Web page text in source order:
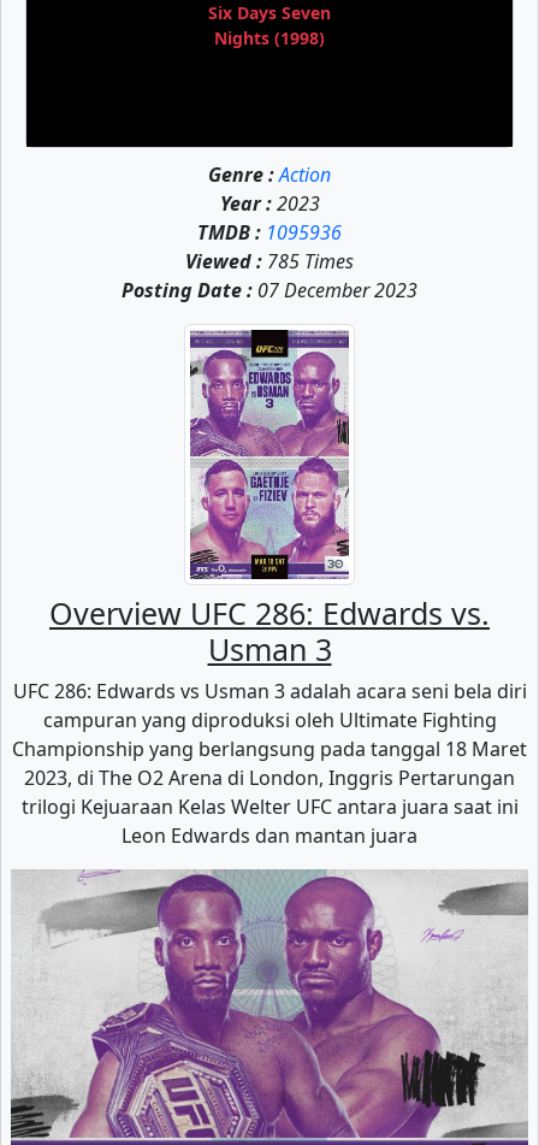
Six Days Seven
Nights (1998)
Genre :Action
Year :2023
TMDB : 1095936
Viewed : 785 Times
Posting Date : 07 December 2023
Overview UFC 286: Edwards vs.
Usman 3
UFC 286: Edwards vs Usman 3 adalah acara seni bela diri
campuran yang diproduksi oleh Ultimate Fighting
Championship yang berlangsung pada tanggal 18 Maret
2023, di The O2 Arena di London, Inggris Pertarungan
trilogi Kejuaraan Kelas Welter UFC antara juara saat ini
Leon Edwards dan mantan juara